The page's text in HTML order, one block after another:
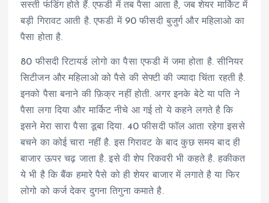
सस्ती फंडिंग होते हैं. एफडी में तब पैसा आता है, जब शेयर मार्किट में
बड़ी गिरावट आती है. एफडी में 90 फीसदी बुजुर्ग और महिलाओ का
पैसा होता है.
80 फीसदी रिटायर्ड लोगो का पैसा एफडी में जमा होता है. सीनियर
सिटीजन और महिलाओ को पैसे की सेफ्टी की ज्यादा चिंता रहती है.
इनको पैसा बनाने की फ़िक्र नहीं होती. अगर इनके बेटे या पति ने
पैसा लगा दिया और मार्किट नीचे आ गई तो ये कहने लगते है कि
इसने मेरा सारा पैसा डूबा दिया. 40 फीसदी फॉल आता रहेगा इससे
बचने का कोई चारा नहीं है. इस गिरावट के बाद कुछ समय बाद ही
बाजार ऊपर चढ़ जाता है. इसे वी शेप रिकवरी भी कहते है. हकीकत
ये भी है कि बैंक हमारे पैसे को ही शेयर बाजार में लगाते है या फिर
लोगो को कर्ज देकर दुगना तिगुना कमाते है.